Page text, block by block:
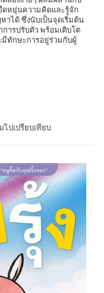
ดหยุ่นความคิดและรู้จัก
าได้ ซึ่งนับเป็นจุดเริ่มต้น
ารปรับตัว พร้อมเติบโต
ทักษะการอยู่ร่วมกับผู้
ไปเปรียบเทียบ